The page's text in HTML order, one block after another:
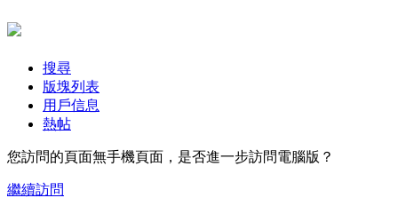
搜尋
版塊列表
用戶信息
熱帖
您訪問的頁面無手機頁面，是否進一步訪問電腦版？
繼續訪問